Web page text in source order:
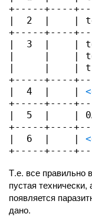
+-----+----
|  2  |    |
+-----+----
|  3  |    |
|     |    |
|     |    |
+-----+----
|  4  |    |
+-----+----
|  5  |    |
+-----+----
|  6  |    |
+-----+----
Т.е. все правильно
пустая
появляется
дано.